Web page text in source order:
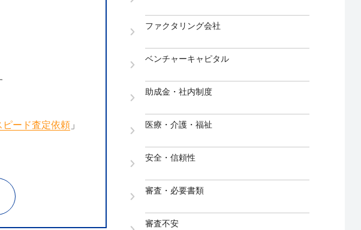
ピード査定依頼」
ファクタリング会社
ベンチャーキャピタル
助成金・社内制度
医療・介護・福祉
安全・信頼性
審査・必要書類
審査不安